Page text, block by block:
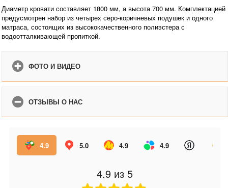
Диаметр кровати составляет 1800 мм, а высота 700 мм. Комплектацией
предусмотрен набор из четырех серо-коричневых подушек и одного
матраса, состоящих из высококачественного полиэстера с
водоотталкивающей пропиткой.
ФОТО И ВИДЕО
ОТЗЫВЫ О НАС
4.9 5.0 4.9 4.9
4.9 из 5